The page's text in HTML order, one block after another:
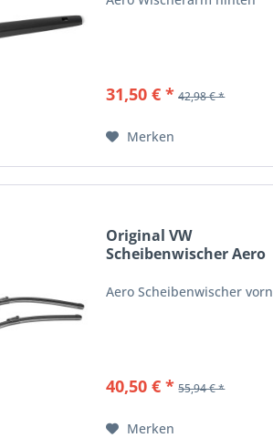
31,50 € * 42,98 € *
Merken
Original VW
Scheibenwischer Aero
Aero Scheibenwischer vorn
40,50 € * 55,94 € *
Merken